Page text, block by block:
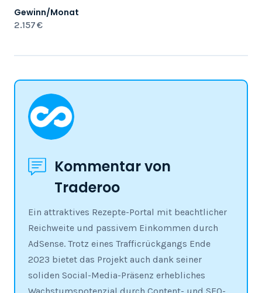
Gewinn/Monat
2.157 €
Kommentar von
Traderoo
Ein attraktives Rezepte-Portal mit beachtlicher
Reichweite und passivem Einkommen durch
AdSense. Trotz eines Trafficrückgangs Ende
2023 bietet das Projekt auch dank seiner
soliden Social-Media-Präsenz erhebliches